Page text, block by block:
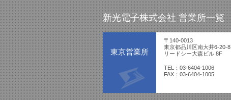
新光電子株式会社 営業所一覧
東京営業所
〒140-0013
東京都品川区南大井6-20-8
リードシー大森ビル 8F
TEL：03-6404-1006
FAX：03-6404-1005